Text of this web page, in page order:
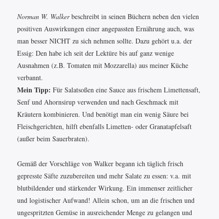
Norman W. Walkerbeschreibt in seinen Büchern neben den vielen
positiven Auswirkungen einer angepassten Ernährung auch, was
man besser NICHT zu sich nehmen sollte. Dazu gehört u.a. der
Essig: Den habe ich seit der Lektüre bis auf ganz wenige
Ausnahmen (z.B. Tomaten mit Mozzarella) aus meiner Küche
verbannt.
Mein Tipp: Für Salatsoßen eine Sauce aus frischem Limettensaft,
Senf und Ahornsirup verwenden und nach Geschmack mit
Kräutern kombinieren. Und benötigt man ein wenig Säure bei
Fleischgerichten, hilft ebenfalls Limetten- oder Granatapfelsaft
(außer beim Sauerbraten).
Gemäß der Vorschläge von Walker begann ich täglich frisch
gepresste Säfte zuzubereiten und mehr Salate zu essen: v.a. mit
blutbildender und stärkender Wirkung. Ein immenser zeitlicher
und logistischer Aufwand! Allein schon, um an die frischen und
ungespritzten Gemüse in ausreichender Menge zu gelangen und